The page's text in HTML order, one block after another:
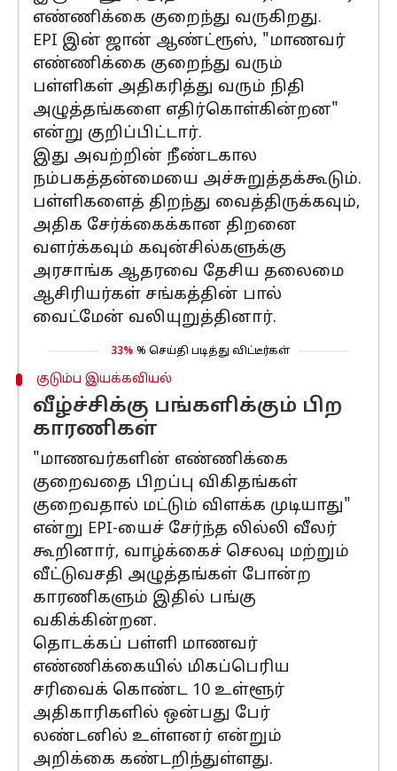
எண்ணிக்கை குறைந்து வருகிறது.
EPI இன் ஜான் ஆண்ட்ரூஸ், "மாணவர்
எண்ணிக்கை குறைந்து வரும்
பள்ளிகள் அதிகரித்து வரும் நிதி
அழுத்தங்களை எதிர்கொள்கின்றன"
என்று குறிப்பிட்டார்.
இது அவற்றின் நீண்டகால
நம்பகத்தன்மையை அச்சுறுத்தக்கூடும்.
பள்ளிகளைத் திறந்து வைத்திருக்கவும்,
அதிக சேர்க்கைக்கான திறனை
வளர்க்கவும் கவுன்சில்களுக்கு
அரசாங்க ஆதரவை தேசிய தலைமை
ஆசிரியர்கள் சங்கத்தின் பால்
வைட்மேன் வலியுறுத்தினார்.
33% % செய்தி படித்து விட்டீர்கள்
குடும்ப இயக்கவியல்
வீழ்ச்சிக்கு பங்களிக்கும் பிற
காரணிகள்
"மாணவர்களின் எண்ணிக்கை
குறைவதை பிறப்பு விகிதங்கள்
குறைவதால் மட்டும் விளக்க முடியாது"
என்று EPI-யைச் சேர்ந்த லில்லி வீலர்
கூறினார், வாழ்க்கைச் செலவு மற்றும்
வீட்டுவசதி அழுத்தங்கள் போன்ற
காரணிகளும் இதில் பங்கு
வகிக்கின்றன.
தொடக்கப் பள்ளி மாணவர்
எண்ணிக்கையில் மிகப்பெரிய
சரிவைக் கொண்ட 10 உள்ளூர்
அதிகாரிகளில் ஒன்பது பேர்
லண்டனில் உள்ளனர் என்றும்
அறிக்கை கண்டறிந்துள்ளது.